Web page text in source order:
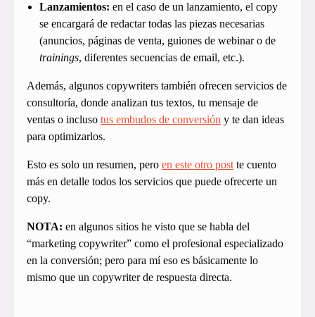
Lanzamientos: en el caso de un lanzamiento, el copy
se encargará de redactar todas las piezas necesarias
(anuncios, páginas de venta, guiones de webinar o de
trainings, diferentes secuencias de email, etc.).
Además, algunos copywriters también ofrecen servicios de
consultoría, donde analizan tus textos, tu mensaje de
ventas o incluso tus embudos de conversión y te dan ideas
para optimizarlos.
Esto es solo un resumen, pero en este otro post te cuento
más en detalle todos los servicios que puede ofrecerte un
copy.
NOTA: en algunos sitios he visto que se habla del
“marketing copywriter” como el profesional especializado
en la conversión; pero para mí eso es básicamente lo
mismo que un copywriter de respuesta directa.